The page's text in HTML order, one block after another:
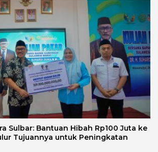
Sulbar: Bantuan Hibah Rp100 Juta ke
Tujuannya untuk Peningkatan